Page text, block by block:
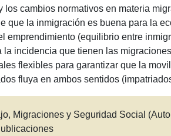
los cambios normativos en materia
que la inmigración es buena para la
emprendimiento (equilibrio entre
incidencia que tienen las
flexibles para garantizar que la
fluya en ambos sentidos
Migraciones y Seguridad Social